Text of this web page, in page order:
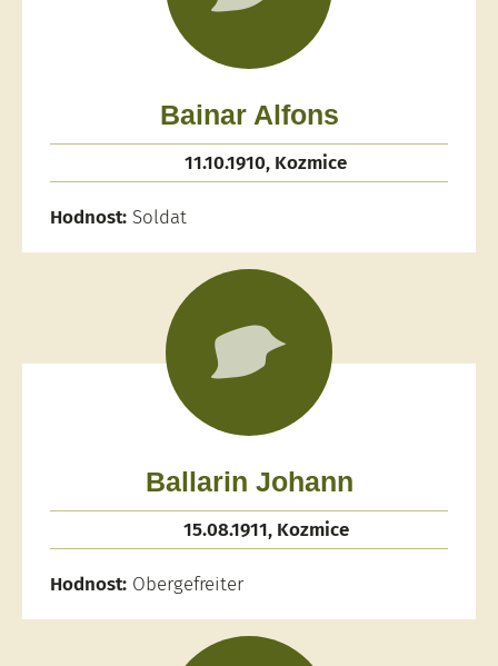
Bainar Alfons
11.10.1910, Kozmice
Hodnost: Soldat
Ballarin Johann
15.08.1911, Kozmice
Hodnost: Obergefreiter